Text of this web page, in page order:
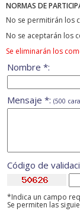
NORMAS DE
No se permitirán los
No se aceptarán los
Se eliminarán los
Nombre *:
Mensaje *: (500
Código de
*Indica un campo
Se permiten las